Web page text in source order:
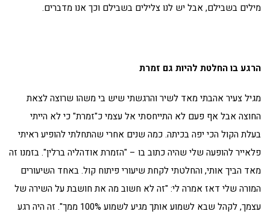
מילים בשבילם, אבל יש לנו צלילים בשבילם וכך אנו מדברים.
הרגע בו החלטת להיות גם זמרת
מגיל צעיר אהבתי מאד לשיר והרגשתי שיש בי משהו שרוצה לצאת
החוצה אבל אף פעם לא התייחסתי אל עצמי כ"זמרת" כי לא הייתי
בעלת הקול הכי יפה בכיתה. כמה שנים אחרי שהתחלתי להופיע ראיתי
פלאייר להופעה שלי שהיה כתוב בו – "הזמרת אודהליה ברלין". בזמנו זה
מאד הביך אותי, והחלטתי לקחת שיעורי פיתוח קול. באחד השיעורים
המורה שלי דאז אמרה לי: "זה לא חשוב מה את חושבת על השירה של
עצמך, לקהל שבא לשמוע אותך מגיע לשמוע 100% ממך". זה היה רגע